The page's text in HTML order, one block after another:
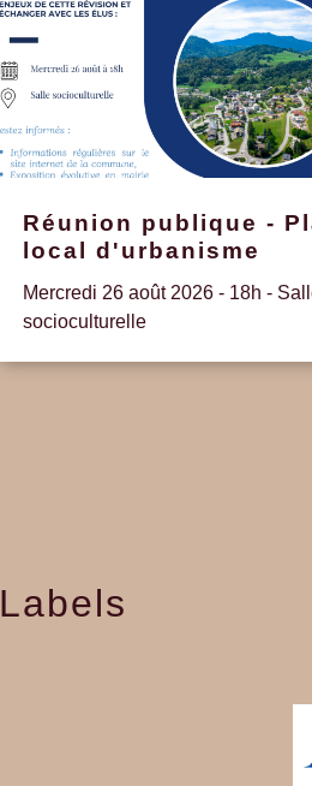
Réunion publique -
local d'urbanisme
Mercredi 26 août 2026 - 18h -
socioculturelle
Labels